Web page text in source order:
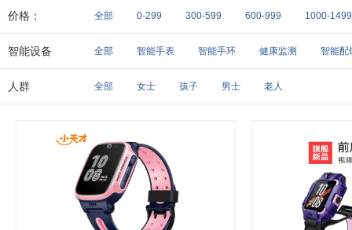
价格： 全部 0-299 300-599 600-999 1000-1499
智能设备 全部 智能手表 智能手环 健康监测 智能配
人群 全部 女士 孩子 男士 老人